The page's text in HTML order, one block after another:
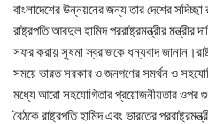
বাংলাদেশের উন্নয়নের জন্য তার দেশের
রাষ্ট্রপতি আবদুল হামিদ পররাষ্ট্রমন্ত্রীর
সফর করায় সুষমা স্বরাজকে ধন্যবাদ
সময়ে ভারত সরকার ও জনগণের সমর্থন ও
মধ্যে আরো সহযোগিতার প্রয়োজনীয়তার ওপর
বৈঠকে রাষ্ট্রপতি হামিদ এবং ভারতের